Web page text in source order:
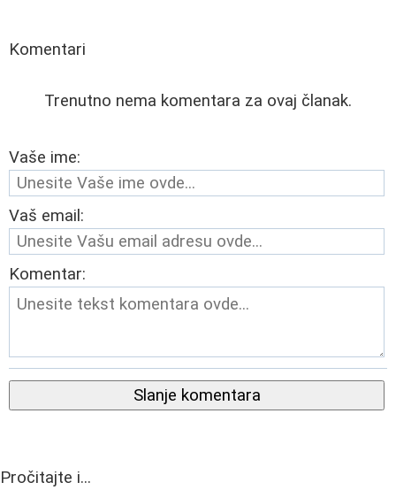
Komentari
Trenutno nema komentara za ovaj članak.
Vaše ime:
Vaš email:
Komentar:
Slanje komentara
Pročitajte i...